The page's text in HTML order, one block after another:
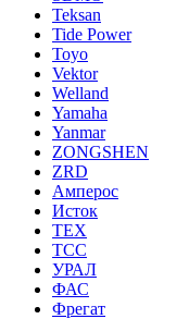
Teksan
Tide Power
Toyo
Vektor
Welland
Yamaha
Yanmar
ZONGSHEN
ZRD
Амперос
Исток
ТЕХ
ТСС
УРАЛ
ФАС
Фрегат